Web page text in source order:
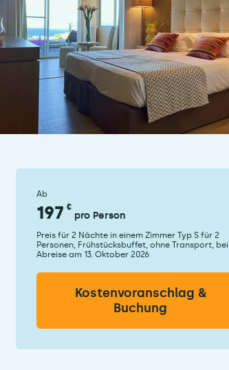
Ab
197 €
pro Person
Preis für 2 Nächte in einem Zimmer Typ S für 2
Personen, Frühstücksbuffet, ohne Transport, bei
Abreise am 13. Oktober 2026
Kostenvoranschlag &
Buchung